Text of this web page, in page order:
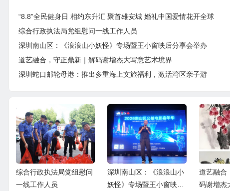
“8.8”全民健身日 相约东升汇 聚首雄安城 婚礼中国爱情花开全球
综合行政执法局党组慰问一线工作人员
深圳南山区：《浪浪山小妖怪》专场暨王小窗映后分享会举办
道艺融合，守正鼎新｜解码谢增杰大写意艺术境界
深圳蛇口邮轮母港：推出多重海上文旅福利，激活湾区亲子游
综合行政执法局党组慰问
一线工作人员
深圳南山区：《浪浪山小
妖怪》专场暨王小窗映后
道艺融合
码谢增杰